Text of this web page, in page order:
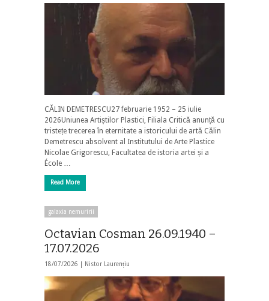
CĂLIN DEMETRESCU27 februarie 1952 – 25 iulie
2026Uniunea Artiștilor Plastici, Filiala Critică anunță cu
tristețe trecerea în eternitate a istoricului de artă Călin
Demetrescu absolvent al Institutului de Arte Plastice
Nicolae Grigorescu, Facultatea de istoria artei și a
École …
Read More
galaxia nemuririi
Octavian Cosman 26.09.1940 –
17.07.2026
18/07/2026 | Nistor Laurențiu